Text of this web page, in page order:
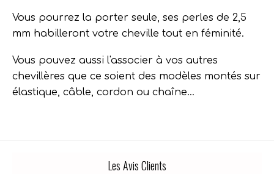
Vous pourrez la porter seule, ses perles de 2,5
mm habilleront votre cheville tout en féminité.
Vous pouvez aussi l'associer à vos autres
chevillères que ce soient des modèles montés sur
élastique, câble, cordon ou chaîne...
Les Avis Clients